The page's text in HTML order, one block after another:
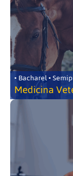
• Bacharel •
Medicina